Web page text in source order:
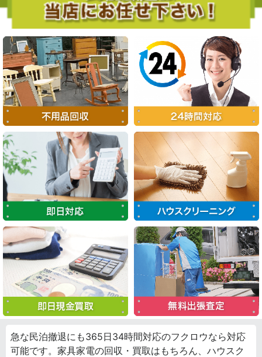
急な民泊撤退にも365日34時間対応のフクロウなら対応
可能です。家具家電の回収・買取はもちろん、ハウスク